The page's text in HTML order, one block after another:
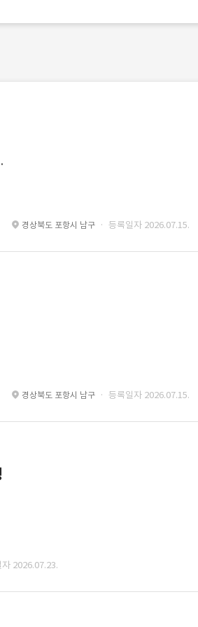
력 무관 Spring · 경력 무관 MyBatis · 경력
경상북도 포항시 남구 · 등록일자 2026.07.15.
경상북도 포항시 남구 · 등록일자 2026.07.15.
2026.07.23.